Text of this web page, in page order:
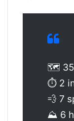
🗺
⏱ 2
💨 7
⛰ 6